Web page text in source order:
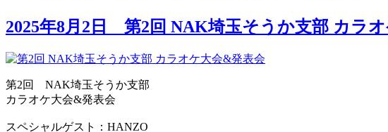
2025年8月2日 第2回 NAK埼玉そうか支部 カラ
第2回 NAK埼玉そうか支部
カラオケ大会&発表会
スペシャルゲスト：HANZO